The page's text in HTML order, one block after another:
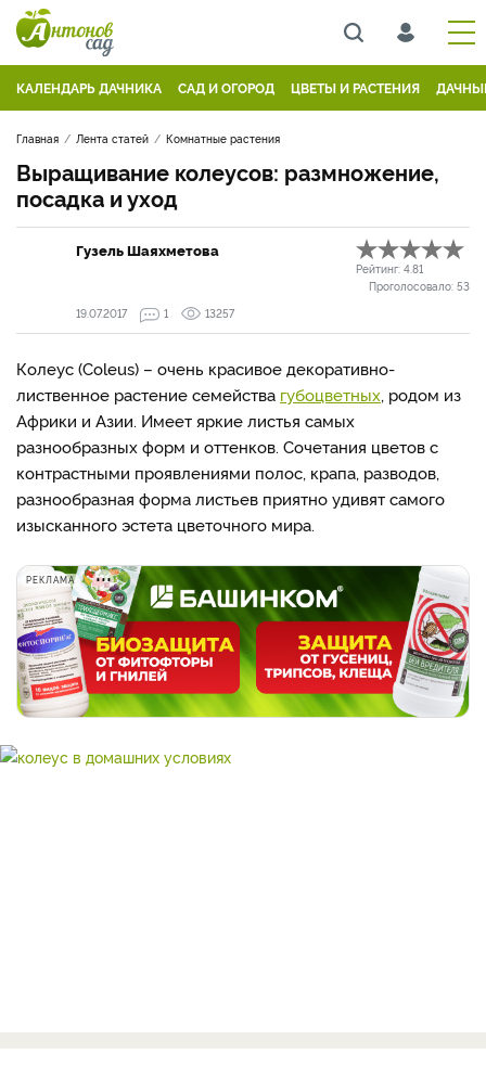
КАЛЕНДАРЬ ДАЧНИКА САД И ОГОРОД ЦВЕТЫ И РАСТЕНИЯ
Главная Лента статей Комнатные растения
Выращивание колеусов: размножение,
посадка и уход
Гузель Шаяхметова
Рейтинг: 4.81
Проголосовало: 53
19.07.2017
1 13257
Колеус (Coleus) – очень красивое декоративно-
лиственное растение семейства губоцветных, родом из
Африки и Азии. Имеет яркие листья самых
разнообразных форм и оттенков. Сочетания цветов с
контрастными проявлениями полос, крапа, разводов,
разнообразная форма листьев приятно удивят самого
изысканного эстета цветочного мира.
РЕКЛАМА